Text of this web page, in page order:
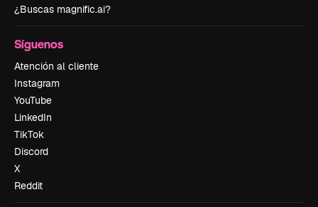
¿Buscas magnific.ai?
Síguenos
Atención al cliente
Instagram
YouTube
LinkedIn
TikTok
Discord
X
Reddit